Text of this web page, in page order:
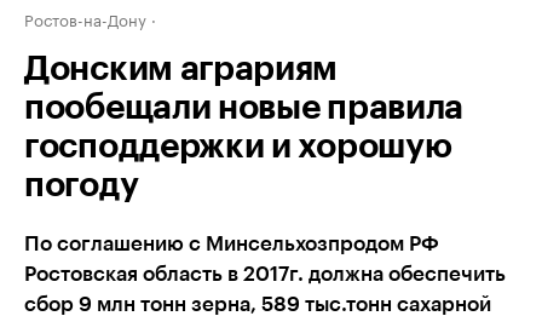
Ростов-на-Дону
Донским аграриям
пообещали новые правила
господдержки и хорошую
погоду
По соглашению с Минсельхозпродом РФ
Ростовская область в 2017г. должна обеспечить
сбор 9 млн тонн зерна, 589 тыс.тонн сахарной